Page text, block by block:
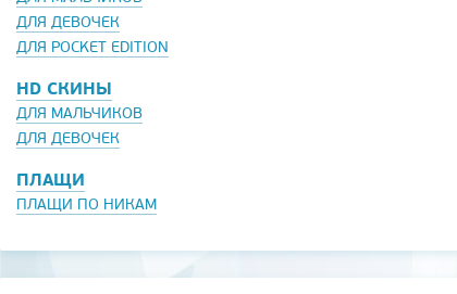
ДЛЯ ДЕВОЧЕК
ДЛЯ POCKET EDITION
HD СКИНЫ
ДЛЯ МАЛЬЧИКОВ
ДЛЯ ДЕВОЧЕК
ПЛАЩИ
ПЛАЩИ ПО НИКАМ